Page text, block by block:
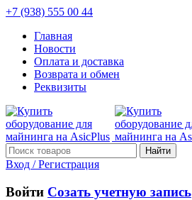
+7 (938) 555 00 44
Главная
Новости
Оплата и доставка
Возврата и обмен
Реквизиты
Найти
Вход / Регистрация
Войти Созать учетную запись